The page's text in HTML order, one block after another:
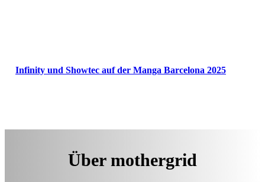
Infinity und Showtec auf der Manga Barcelona 2025
Über mothergrid